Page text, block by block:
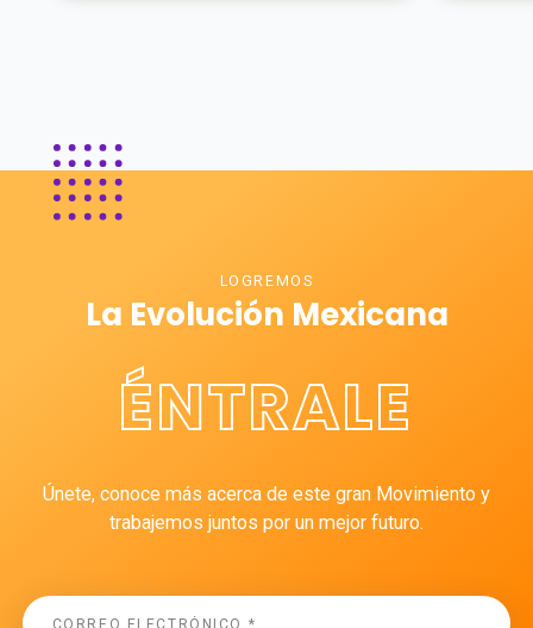
LOGREMOS
La Evolución Mexicana
ÉNTRALE
Únete, conoce más acerca de este gran Movimiento y
trabajemos juntos por un mejor futuro.